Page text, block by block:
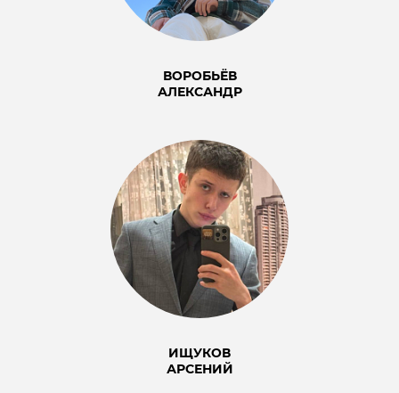
ВОРОБЬЁВ
АЛЕКСАНДР
ИЩУКОВ
АРСЕНИЙ